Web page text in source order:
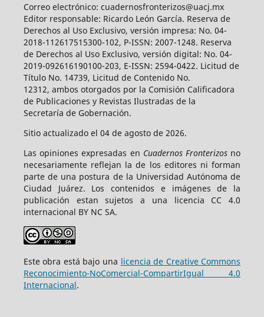
Correo electrónico: cuadernosfronterizos@uacj.mx
Editor responsable: Ricardo León García. Reserva de
Derechos al Uso Exclusivo, versión impresa: No. 04-
2018-112617515300-102, P-ISSN: 2007-1248. Reserva
de Derechos al Uso Exclusivo, versión digital: No. 04-
2019-092616190100-203, E-ISSN: 2594-0422. Licitud de
Título No. 14739, Licitud de Contenido No.
12312, ambos otorgados por la Comisión Calificadora
de Publicaciones y Revistas Ilustradas de la
Secretaría de Gobernación.
Sitio actualizado el 04 de agosto de 2026.
Las opiniones expresadas en Cuadernos Fronterizosno
necesariamente reflejan la de los editores ni forman
parte de una postura de la Universidad Autónoma de
Ciudad Juárez. Los contenidos e imágenes de la
publicación estan sujetos a una licencia CC 4.0
internacional BY NC SA.
Este obra está bajo una licencia de Creative Commons
Reconocimiento-NoComercial-CompartirIgual 4.0
Internacional.